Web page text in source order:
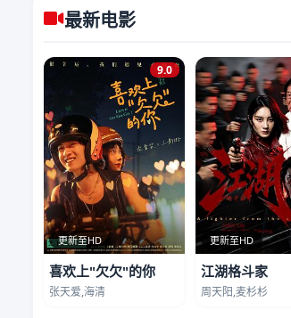
最新电影
更新至HD
9.0
喜欢上"欠欠"的你
张天爱,海清
更新至HD
江湖格斗家
周天阳,麦杉杉